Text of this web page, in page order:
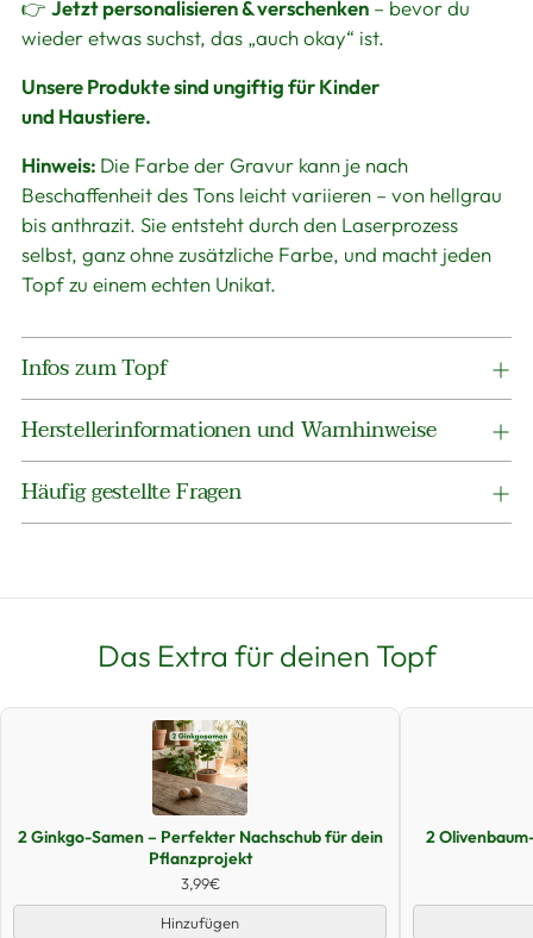
👉 Jetzt personalisieren & verschenken – bevor du
wieder etwas suchst, das „auch okay“ ist.
Unsere Produkte sind ungiftig für Kinder
und Haustiere.
Hinweis: Die Farbe der Gravur kann je nach
Beschaffenheit des Tons leicht variieren – von hellgrau
bis anthrazit. Sie entsteht durch den Laserprozess
selbst, ganz ohne zusätzliche Farbe, und macht jeden
Topf zu einem echten Unikat.
Infos zum Topf
Herstellerinformationen und Warnhinweise
Häufig gestellte Fragen
Das Extra für deinen Topf
Schnellansicht
2 Ginkgo-Samen – Perfekter Nachschub für dein
Pflanzprojekt
3,99€
Hinzufügen
2